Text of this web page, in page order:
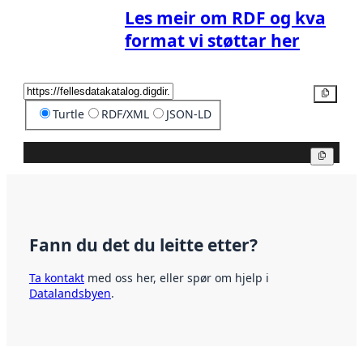
Les meir om RDF og kva
format vi støttar her
Turtle RDF/XML JSON-LD
Fann du det du leitte etter?
Ta kontakt med oss her, eller spør om hjelp i
Datalandsbyen.